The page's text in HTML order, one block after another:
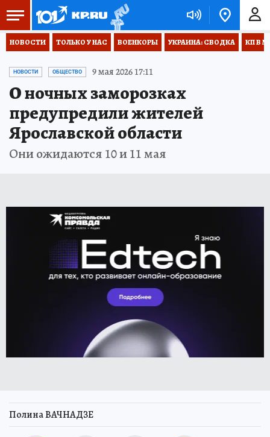
НОВОСТИ ТОЛЬКО У НАС ВОЕНКОРЫ УКРАИНА: СВОДКА КП В
НОВОСТИ ОБЩЕСТВО 9 мая 2026 17:11
О ночных заморозках
предупредили жителей
Ярославской области
Они ожидаются 10 и 11 мая
Полина ВАЧНАДЗЕ